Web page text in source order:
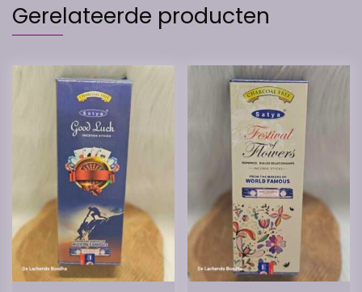
Gerelateerde producten